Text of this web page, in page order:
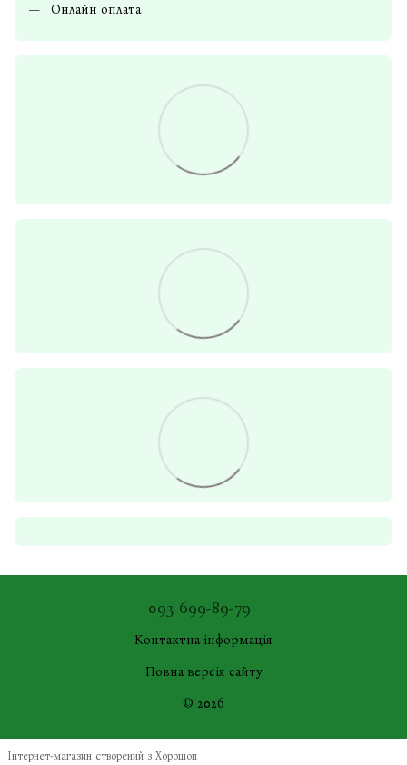
Онлайн оплата
093 699-89-79
Контактна інформація
Повна версія сайту
© 2026
Інтернет-магазин створений з Хорошоп